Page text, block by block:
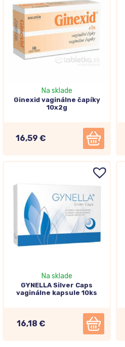
Na sklade
Ginexid vaginálne čapíky
10x2g
16,59 €
Na sklade
GYNELLA Silver Caps
vaginálne kapsule 10ks
16,18 €